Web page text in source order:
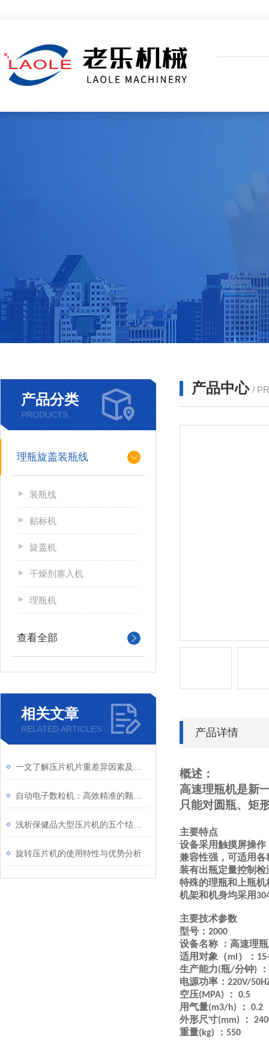
产品分类
PRODUCTS
理瓶旋盖装瓶线
装瓶线
贴标机
旋盖机
干燥剂塞入机
理瓶机
查看全部
相关文章
RELATED ARTICLES
旋转压片机的使用特性与优势分析
产品中心 /
产品详情
概述 ：
高速理瓶机是新
只能对圆瓶、矩
主要特点
设备采用触摸屏操作
兼容性强，可适用
装有出瓶定量控制
特殊的理瓶和上瓶
机架和机身均采用
主要技术参数
型号： 2000
设备名称
：高速理
适用对象（ml ）：
生产能力(瓶/分钟)
：
电源功率： 220V/
空压(MPA) ： 0.5
用气量(m3/h) ： 0.2
外形尺寸(mm) ：
重量(kg) ： 550